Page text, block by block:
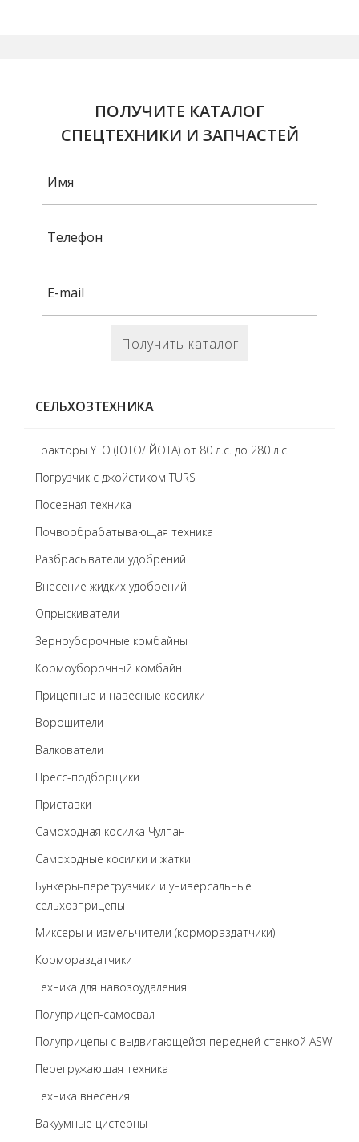
ПОЛУЧИТЕ КАТАЛОГ
СПЕЦТЕХНИКИ И ЗАПЧАСТЕЙ
Получить каталог
СЕЛЬХОЗТЕХНИКА
Тракторы YTO (ЮТО/ ЙОТА) от 80 л.с. до 280 л.с.
Погрузчик с джойстиком TURS
Посевная техника
Почвообрабатывающая техника
Разбрасыватели удобрений
Внесение жидких удобрений
Опрыскиватели
Зерноуборочные комбайны
Кормоуборочный комбайн
Прицепные и навесные косилки
Ворошители
Валкователи
Пресс-подборщики
Приставки
Самоходная косилка Чулпан
Самоходные косилки и жатки
Бункеры-перегрузчики и универсальные
сельхозприцепы
Миксеры и измельчители (кормораздатчики)
Кормораздатчики
Техника для навозоудаления
Полуприцеп-самосвал
Полуприцепы с выдвигающейся передней стенкой ASW
Перегружающая техника
Техника внесения
Вакуумные цистерны